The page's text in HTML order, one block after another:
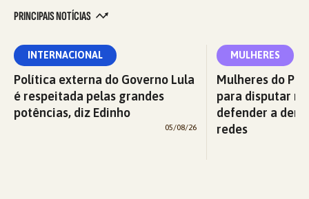
PRINCIPAIS NOTÍCIAS
INTERNACIONAL
Política externa do Governo Lula
é respeitada pelas grandes
potências, diz Edinho
05/08/26
MULHERES
Mulheres do PT
para disputar
defender a
redes